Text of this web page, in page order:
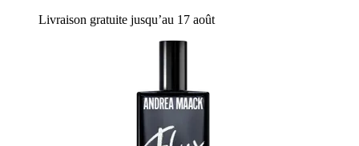
Livraison gratuite jusqu’au 17 août